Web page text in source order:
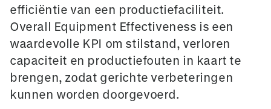
efficiëntie van een productiefaciliteit.
Overall Equipment Effectiveness is een
waardevolle KPI om stilstand, verloren
capaciteit en productiefouten in kaart te
brengen, zodat gerichte verbeteringen
kunnen worden doorgevoerd.